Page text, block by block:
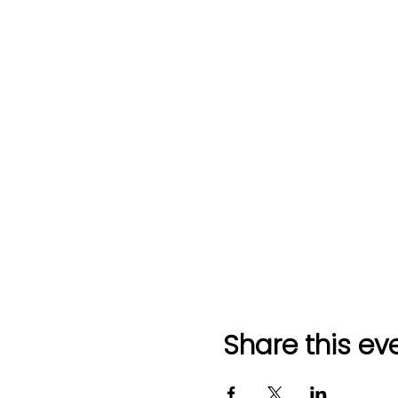
Share this